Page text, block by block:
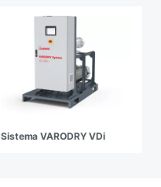
Sistema VARODRY VDi